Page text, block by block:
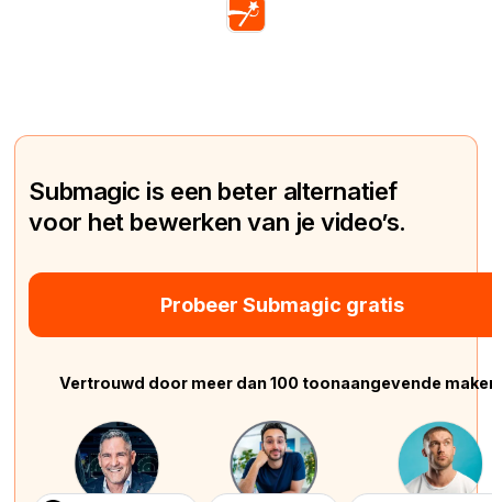
Submagic is een beter alternatief
voor het bewerken van je video’s.
Probeer Submagic gratis
Vertrouwd door meer dan 100 toonaangevende